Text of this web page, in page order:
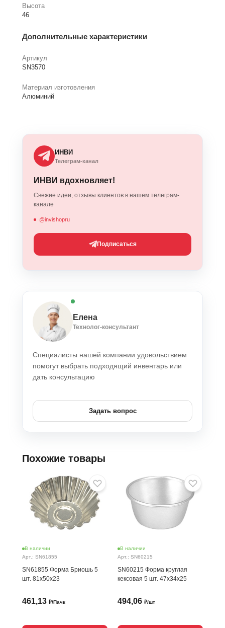
Высота
46
Дополнительные характеристики
Артикул
SN3570
Материал изготовления
Алюминий
ИНВИ
Телеграм-канал
ИНВИ вдохновляет!
Свежие идеи, отзывы клиентов в нашем телеграм-
канале
@invishopru
Подписаться
Елена
Технолог-консультант
Специалисты нашей компании удовольствием
помогут выбрать подходящий инвентарь или
дать консультацию
Задать вопрос
Похожие товары
В наличии
Арт.: SN61855
SN61855 Форма Бриошь 5
шт. 81х50х23
461,13 ₽/Пачк
В наличии
Арт.: SN60215
SN60215 Форма круглая
кексовая 5 шт. 47x34x25
494,06 ₽/шт